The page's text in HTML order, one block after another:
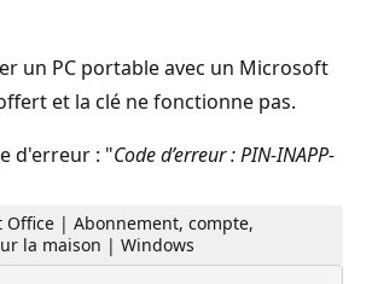
un PC portable avec un Microsoft
et la clé ne fonctionne pas.
d'erreur : "Code d’erreur : PIN-INAPP-
Office | Abonnement, compte,
la maison | Windows